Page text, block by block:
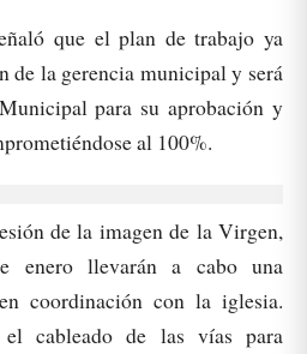
que el plan de trabajo ya
de la gerencia municipal y será
para su aprobación y
al 100%.
de la imagen de la Virgen,
enero llevarán a cabo una
coordinación con la iglesia.
el cableado de las vías para